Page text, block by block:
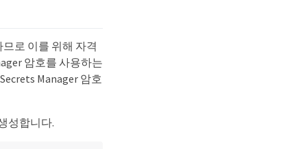
로 이를 위해 자격
암호를 사용하는
Manager 암호
성합니다.